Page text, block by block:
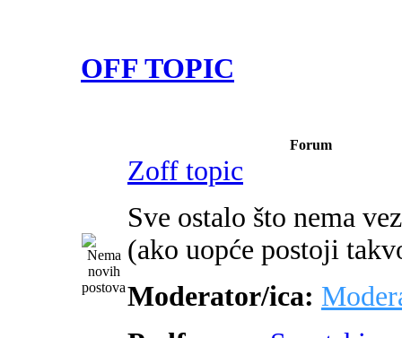
OFF TOPIC
Forum
Zoff topic
Sve ostalo što nema
(ako uopće postoji
Moderator/ica: